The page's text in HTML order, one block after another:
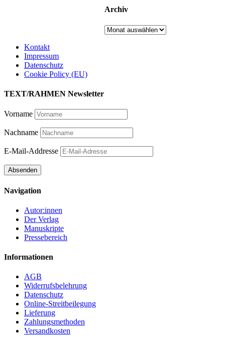
Archiv
Archiv
Kontakt
Impressum
Datenschutz
Cookie Policy (EU)
TEXT/RAHMEN Newsletter
Vorname
Nachname
E-Mail-Addresse
Navigation
Autor:innen
Der Verlag
Manuskripte
Pressebereich
Informationen
AGB
Widerrufsbelehrung
Datenschutz
Online-Streitbeilegung
Lieferung
Zahlungsmethoden
Versandkosten